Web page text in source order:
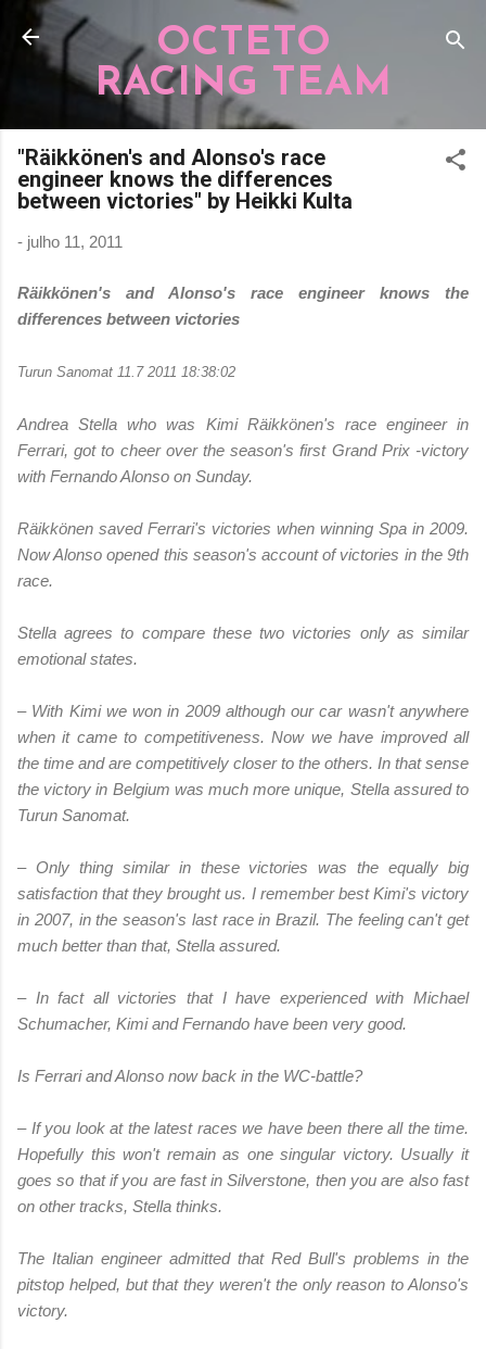
Pular para o conteúdo principal
OCTETO
RACING TEAM
"Räikkönen's and Alonso's race
engineer knows the differences
between victories" by Heikki Kulta
- julho 11, 2011
Räikkönen's and Alonso's race engineer knows the
differences between victories
Turun Sanomat 11.7 2011 18:38:02
Andrea Stella who was Kimi Räikkönen's race engineer in
Ferrari, got to cheer over the season's first Grand Prix -victory
with Fernando Alonso on Sunday.
Räikkönen saved Ferrari's victories when winning Spa in 2009.
Now Alonso opened this season's account of victories in the 9th
race.
Stella agrees to compare these two victories only as similar
emotional states.
– With Kimi we won in 2009 although our car wasn't anywhere
when it came to competitiveness. Now we have improved all
the time and are competitively closer to the others. In that sense
the victory in Belgium was much more unique, Stella assured to
Turun Sanomat.
– Only thing similar in these victories was the equally big
satisfaction that they brought us. I remember best Kimi's victory
in 2007, in the season's last race in Brazil. The feeling can't get
much better than that, Stella assured.
– In fact all victories that I have experienced with Michael
Schumacher, Kimi and Fernando have been very good.
Is Ferrari and Alonso now back in the WC-battle?
– If you look at the latest races we have been there all the time.
Hopefully this won't remain as one singular victory. Usually it
goes so that if you are fast in Silverstone, then you are also fast
on other tracks, Stella thinks.
The Italian engineer admitted that Red Bull's problems in the
pitstop helped, but that they weren't the only reason to Alonso's
victory.